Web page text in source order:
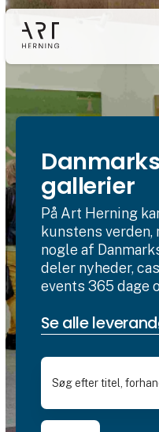
gallerier
På Art Herning
kunstens verden,
nogle af
deler nyheder,
events 365 dage
Se alle